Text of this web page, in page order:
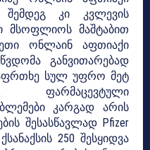
კი კვლევის
მსოფლიოს მაშტაბით
ონლაინ აფთიაქი
განვითარებად
სულ უფრო მეტ
ფარმაცევტული
კარგად არის
შესასწავლად Pfizer
250 შესყიდვა